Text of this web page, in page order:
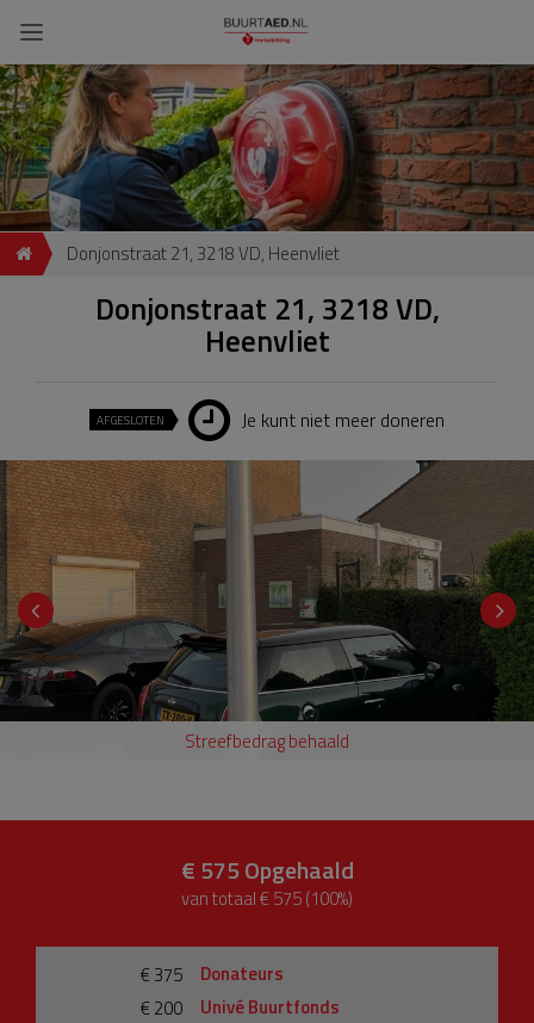
Donjonstraat 21, 3218 VD, Heenvliet
Donjonstraat 21, 3218 VD,
Heenvliet
AFGESLOTEN Je kunt niet meer doneren
Streefbedrag behaald
€ 575Opgehaald
van totaal € 575 (100%)
€ 375
Donateurs
€ 200
Univé Buurtfonds